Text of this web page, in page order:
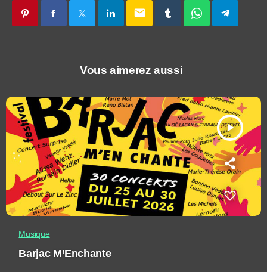
email
Vous aimerez aussi
play_arrow
Musique
Barjac M’Enchante